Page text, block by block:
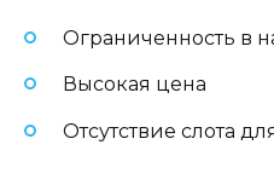
Ограниченность в
Высокая цена
Отсутствие слота